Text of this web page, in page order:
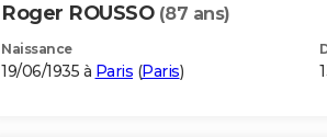
Roger ROUSSO (87 ans)
Naissance
19/06/1935 à Paris (Paris)